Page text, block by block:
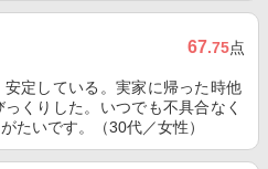
67.75点
定している。実家に帰った時他
くりした。いつでも不具合なく
たいです。（30代／女性）